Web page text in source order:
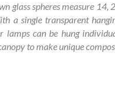
glass spheres measure 14,
a single transparent
lamps can be hung
to make unique